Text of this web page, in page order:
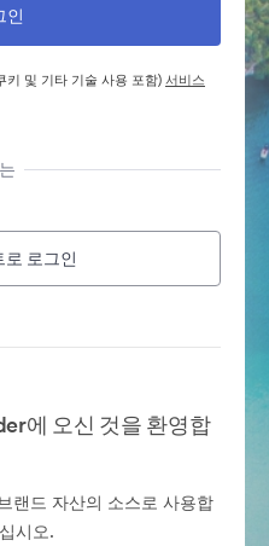
키 및 기타 기술 사용 포함)서비스
로그인
에 오신 것을 환영합
랜드 자산의 소스로 사용합
시오.